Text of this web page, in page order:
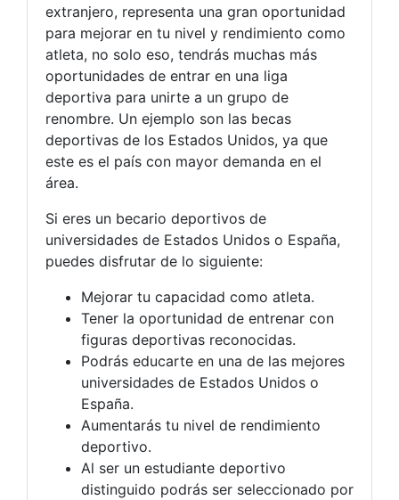
extranjero, representa una gran oportunidad
para mejorar en tu nivel y rendimiento como
atleta, no solo eso, tendrás muchas más
oportunidades de entrar en una liga
deportiva para unirte a un grupo de
renombre. Un ejemplo son las becas
deportivas de los Estados Unidos, ya que
este es el país con mayor demanda en el
área.
Si eres un becario deportivos de
universidades de Estados Unidos o España,
puedes disfrutar de lo siguiente:
Mejorar tu capacidad como atleta.
Tener la oportunidad de entrenar con
figuras deportivas reconocidas.
Podrás educarte en una de las mejores
universidades de Estados Unidos o
España.
Aumentarás tu nivel de rendimiento
deportivo.
Al ser un estudiante deportivo
distinguido podrás ser seleccionado por